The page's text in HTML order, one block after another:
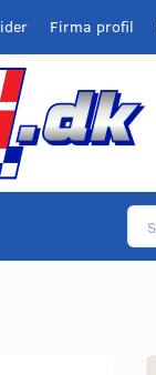
Firma profil